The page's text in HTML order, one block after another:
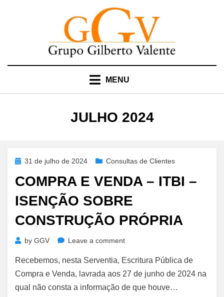
MENU
MÊS
:
JULHO 2024
Posted
31 de julho de 2024 Consultas de Clientes
COMPRA E VENDA – ITBI –
ISENÇÃO SOBRE
CONSTRUÇÃO PRÓPRIA
by GGV Leave a commenton
e
Venda
–
Recebemos, nesta Serventia, Escritura Pública de
Compra e Venda, lavrada aos 27 de junho de 2024 na
qual não consta a informação de que houve…